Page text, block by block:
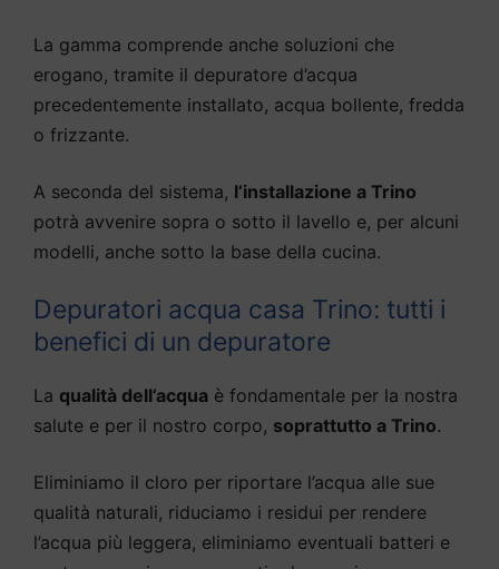
La gamma comprende anche soluzioni che
erogano, tramite il depuratore d’acqua
precedentemente installato, acqua bollente, fredda
o frizzante.
A seconda del sistema, l’installazione a Trino
potrà avvenire sopra o sotto il lavello e, per alcuni
modelli, anche sotto la base della cucina.
Depuratori acqua casa Trino: tutti i
benefici di un depuratore
La qualità dell’acqua è fondamentale per la nostra
salute e per il nostro corpo, soprattutto a Trino.
Eliminiamo il cloro per riportare l’acqua alle sue
qualità naturali, riduciamo i residui per rendere
l’acqua più leggera, eliminiamo eventuali batteri e